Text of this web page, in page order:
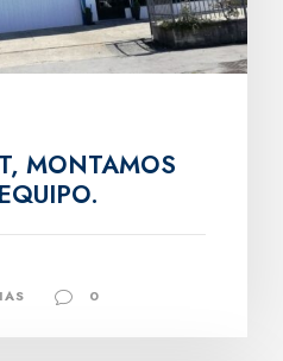
MONTAMOS
0